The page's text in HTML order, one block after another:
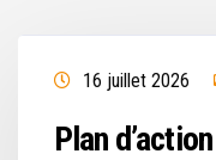
16 juillet 2026
Plan